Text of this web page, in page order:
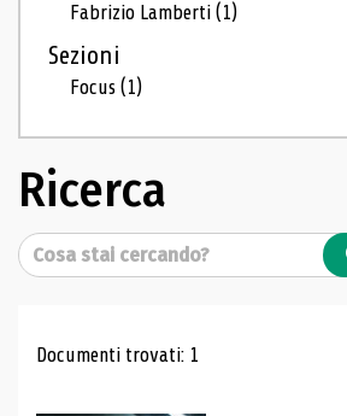
Fabrizio Lamberti(1)
Sezioni
Focus(1)
Ricerca
Cerca
Risultati di ricerca
Documenti trovati: 1